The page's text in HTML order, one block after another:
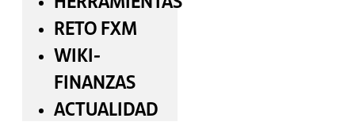
RETO FXM
WIKI-
FINANZAS
ACTUALIDAD